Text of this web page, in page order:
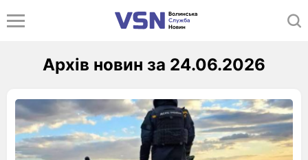
Архів новин за 24.06.2026